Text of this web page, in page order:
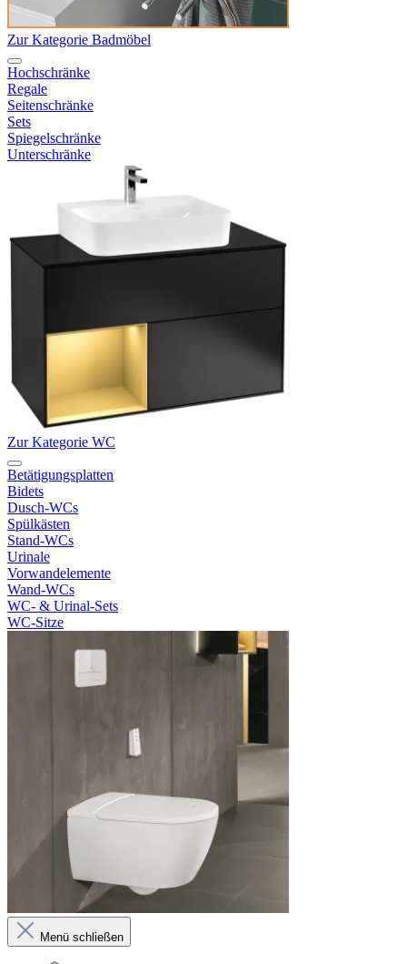
Zur Kategorie Badmöbel
Hochschränke
Regale
Seitenschränke
Sets
Spiegelschränke
Unterschränke
Zur Kategorie WC
Betätigungsplatten
Bidets
Dusch-WCs
Spülkästen
Stand-WCs
Urinale
Vorwandelemente
Wand-WCs
WC- & Urinal-Sets
WC-Sitze
Menü schließen